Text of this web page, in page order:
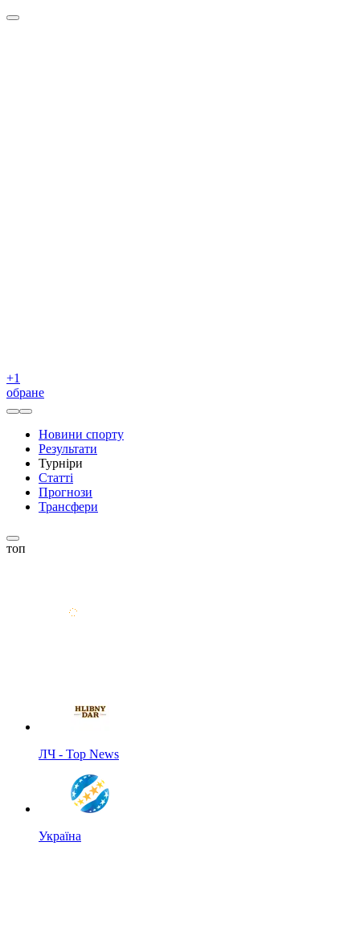
+1
обране
Новини спорту
Результати
Турніри
Статті
Прогнози
Трансфери
топ
ЛЧ - Top News
Україна